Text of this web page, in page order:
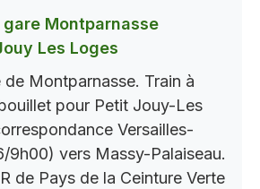
Montparnasse
Les Loges
de Montparnasse. Train à
pour Petit Jouy-Les
Versailles-
9h00) vers Massy-Palaiseau.
de Pays de la Ceinture Verte